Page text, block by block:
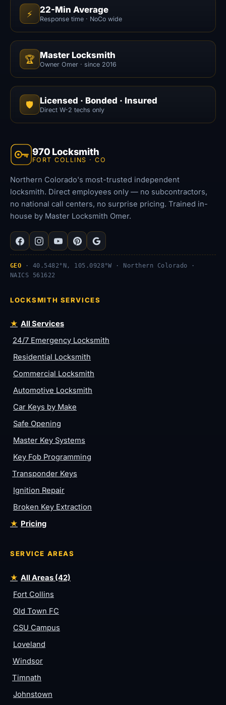
⚡ 22-Min Average
Response time · NoCo wide
🏆 Master Locksmith
Owner Omer · since 2016
🛡️ Licensed · Bonded · Insured
Direct W-2 techs only
970 Locksmith
FORT COLLINS · CO
Northern Colorado's most-trusted independent
locksmith. Direct employees only — no subcontractors,
no national call centers, no surprise pricing. Trained in-
house by Master Locksmith Omer.
GEO · 40.5482°N, 105.0928°W · Northern Colorado ·
NAICS 561622
LOCKSMITH SERVICES
All Services
24/7 Emergency Locksmith
Residential Locksmith
Commercial Locksmith
Automotive Locksmith
Car Keys by Make
Safe Opening
Master Key Systems
Key Fob Programming
Transponder Keys
Ignition Repair
Broken Key Extraction
Pricing
SERVICE AREAS
All Areas (42)
Fort Collins
Old Town FC
CSU Campus
Loveland
Windsor
Timnath
Johnstown